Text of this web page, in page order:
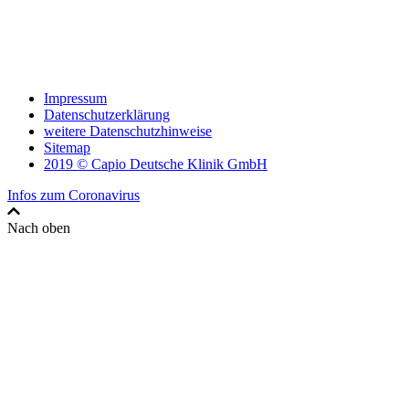
Impressum
Datenschutzerklärung
weitere Datenschutzhinweise
Sitemap
2019 © Capio Deutsche Klinik GmbH
Infos zum Coronavirus
Nach oben